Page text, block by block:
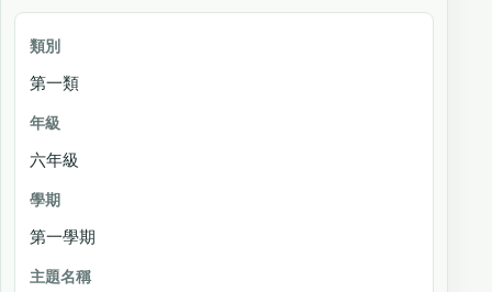
第一類
六年級
第一學期